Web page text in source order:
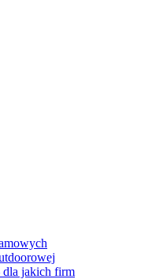
dla jakich firm